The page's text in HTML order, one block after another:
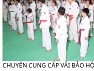
CHUYÊN CUNG CẤP VẢI BẢO